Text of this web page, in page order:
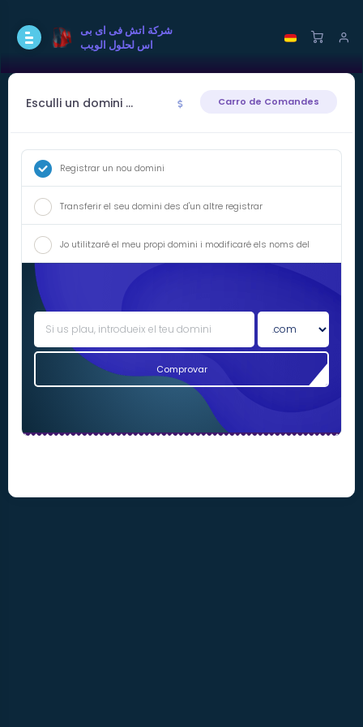
شركة اتش فى اى بى
اس لحلول الويب
Esculli un domini ... Carro de Comandes
Registrar un nou domini
Transferir el seu domini des d'un altre registrar
Jo utilitzaré el meu propi domini i modificaré els noms del
servidor
Comprovar